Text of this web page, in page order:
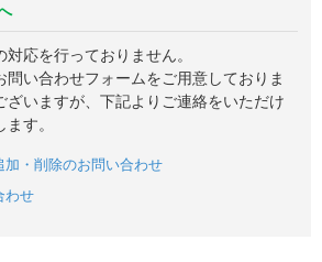
応を行っておりません。
問い合わせフォームをご用意しておりま
ざいますが、下記よりご連絡をいただけ
す。
加・削除のお問い合わせ
わせ